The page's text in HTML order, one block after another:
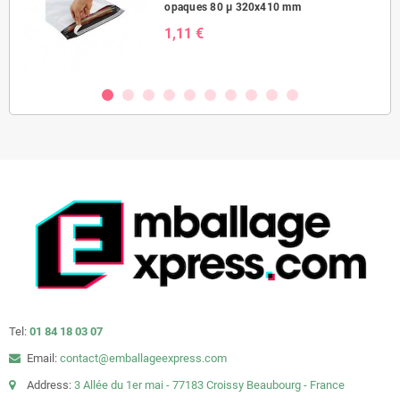
opaques 80 µ 320x410 mm
1,11 €
Tel: 01 84 18 03 07
Email: contact@emballageexpress.com
Address: 3 Allée du 1er mai - 77183 Croissy Beaubourg - France